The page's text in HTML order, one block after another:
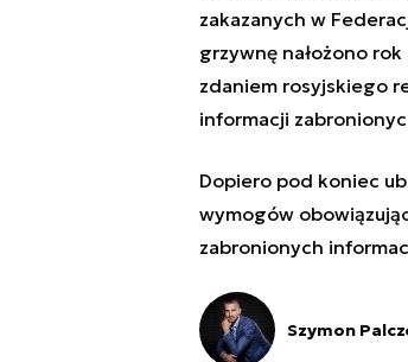
zakazanych w
grzywnę nałożono
zdaniem rosyjskiego
informacji
Dopiero pod koniec
wymogów
zabronionych
Szymon